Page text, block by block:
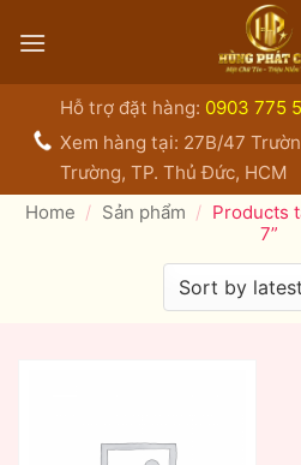
qua
Hỗ trợ đặt hàng: 0903 775
Xem hàng tại: 27B/47
Trường, TP. Thủ Đức, HCM
Home / Sản phẩm / Products
7”